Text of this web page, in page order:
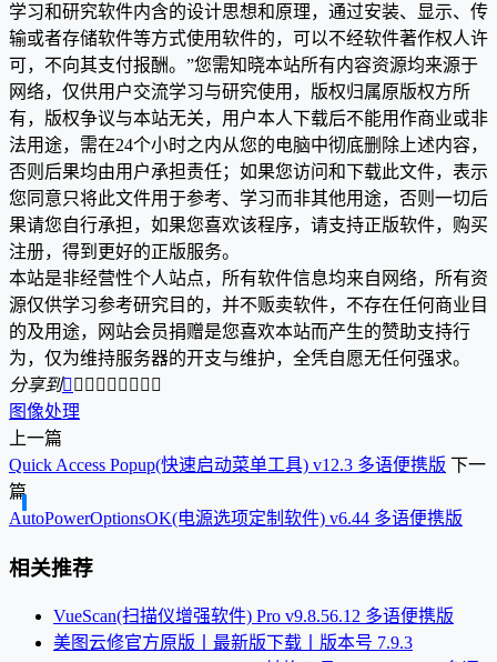
学习和研究软件内含的设计思想和原理，通过安装、显示、传
输或者存储软件等方式使用软件的，可以不经软件著作权人许
可，不向其支付报酬。”您需知晓本站所有内容资源均来源于
网络，仅供用户交流学习与研究使用，版权归属原版权方所
有，版权争议与本站无关，用户本人下载后不能用作商业或非
法用途，需在24个小时之内从您的电脑中彻底删除上述内容，
否则后果均由用户承担责任；如果您访问和下载此文件，表示
您同意只将此文件用于参考、学习而非其他用途，否则一切后
果请您自行承担，如果您喜欢该程序，请支持正版软件，购买
注册，得到更好的正版服务。
本站是非经营性个人站点，所有软件信息均来自网络，所有资
源仅供学习参考研究目的，并不贩卖软件，不存在任何商业目
的及用途，网站会员捐赠是您喜欢本站而产生的赞助支持行
为，仅为维持服务器的开支与维护，全凭自愿无任何强求。
分享到        
图像处理
上一篇
Quick Access Popup(快速启动菜单工具) v12.3 多语便携版 下一
篇
AutoPowerOptionsOK(电源选项定制软件) v6.44 多语便携版
相关推荐
VueScan(扫描仪增强软件) Pro v9.8.56.12 多语便携版
美图云修官方原版丨最新版下载丨版本号 7.9.3